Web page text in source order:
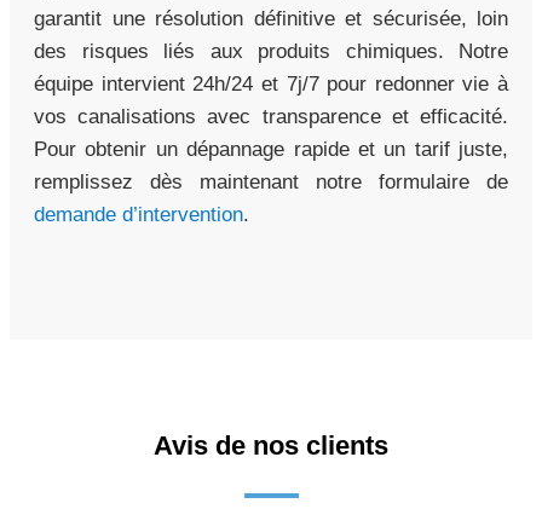
garantit une résolution définitive et sécurisée, loin
des risques liés aux produits chimiques. Notre
équipe intervient 24h/24 et 7j/7 pour redonner vie à
vos canalisations avec transparence et efficacité.
Pour obtenir un dépannage rapide et un tarif juste,
remplissez dès maintenant notre formulaire de
demande d’intervention.
Avis de nos clients